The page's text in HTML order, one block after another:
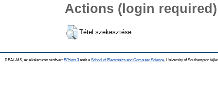
Actions (login required)
Tétel szekesztése
REAL-MS, az alkalamzott szoftver: EPrints 3amit a School of Electronics and Computer Science , University of Southampton